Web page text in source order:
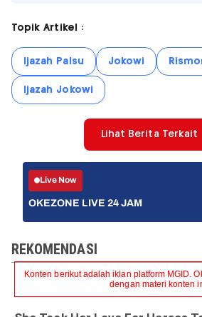
Topik Artikel :
Ijazah Palsu Jokowi
Ijazah Jokowi
Lihat Berita Terkait
Live Now
OKEZONE LIVE 24 JAM